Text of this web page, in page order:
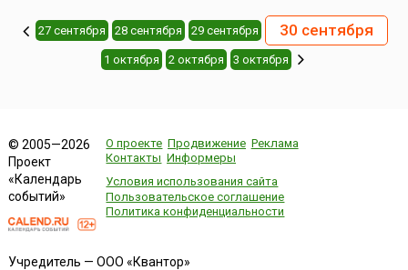
27 сентября 28 сентября 29 сентября 30 сентября
1 октября 2 октября 3 октября
© 2005—2026
Проект
«Календарь
событий»
О проекте Продвижение Реклама
Контакты Информеры
Условия использования сайта
Пользовательское соглашение
Политика конфиденциальности
Учредитель — ООО «Квантор»